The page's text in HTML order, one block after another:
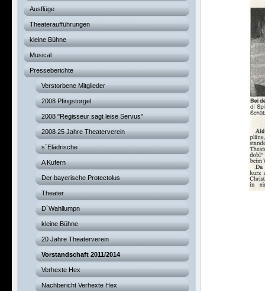
Ausflüge
Theateraufführungen
kleine Bühne
Musical
Presseberichte
Verstorbene Mitglieder
2008 Pfingstorgel
2008 "Regisseur sagt leise Servus"
2008 25 Jahre Theaterverein
s´Elädrische
A Kufern
Der bayerische Protectolus
Theater
D´Wahllumpn
kleine Bühne
20 Jahre Theaterverein
Vorstandschaft 2011/2014
Verhexte Hex
Nachbericht Verhexte Hex